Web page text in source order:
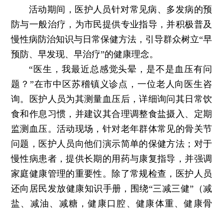
活动期间，医护人员针对常见病、多发病的预
防与一般治疗，为市民提供专业指导，并积极普及
慢性病防治知识与日常保健方法，引导群众树立“早
预防、早发现、早治疗”的健康理念。
“医生，我最近总感觉头晕，是不是血压有问
题？”在市中区苏稽镇义诊点，一位老人向医生咨
询。医护人员为其测量血压后，详细询问其日常饮
食和作息习惯，并建议其合理调整食盐摄入、定期
监测血压。活动现场，针对老年群体常见的骨关节
问题，医护人员向他们演示简单的保健方法；对于
慢性病患者，提供长期的用药与康复指导，并强调
家庭健康管理的重要性。除了常规检查，医护人员
还向居民发放健康知识手册，围绕“三减三健”（减
盐、减油、减糖，健康口腔、健康体重、健康骨